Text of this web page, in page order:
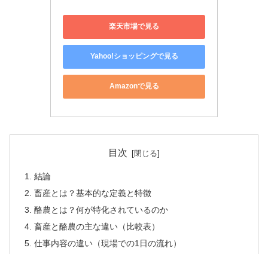
楽天市場で見る
Yahoo!ショッピングで見る
Amazonで見る
目次
結論
畜産とは？基本的な定義と特徴
酪農とは？何が特化されているのか
畜産と酪農の主な違い（比較表）
仕事内容の違い（現場での1日の流れ）